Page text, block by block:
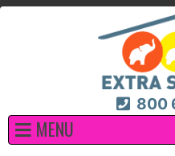
800
MENU